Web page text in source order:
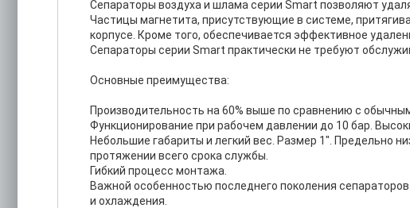
Сепараторы воздуха и шлама серии Smart позволяют
Частицы магнетита, присутствующие в системе,
корпусе. Кроме того, обеспечивается эффективное
Сепараторы серии Smart практически не требуют
Основные преимущества:
Производительность на 60% выше по сравнению с
Функционирование при рабочем давлении до 10 бар.
Небольшие габариты и легкий вес. Размер 1". Предельно
протяжении всего срока службы.
Гибкий процесс монтажа.
Важной особенностью последнего поколения
и охлаждения.